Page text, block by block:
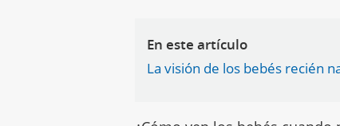
En este artículo
La visión de los bebés recién